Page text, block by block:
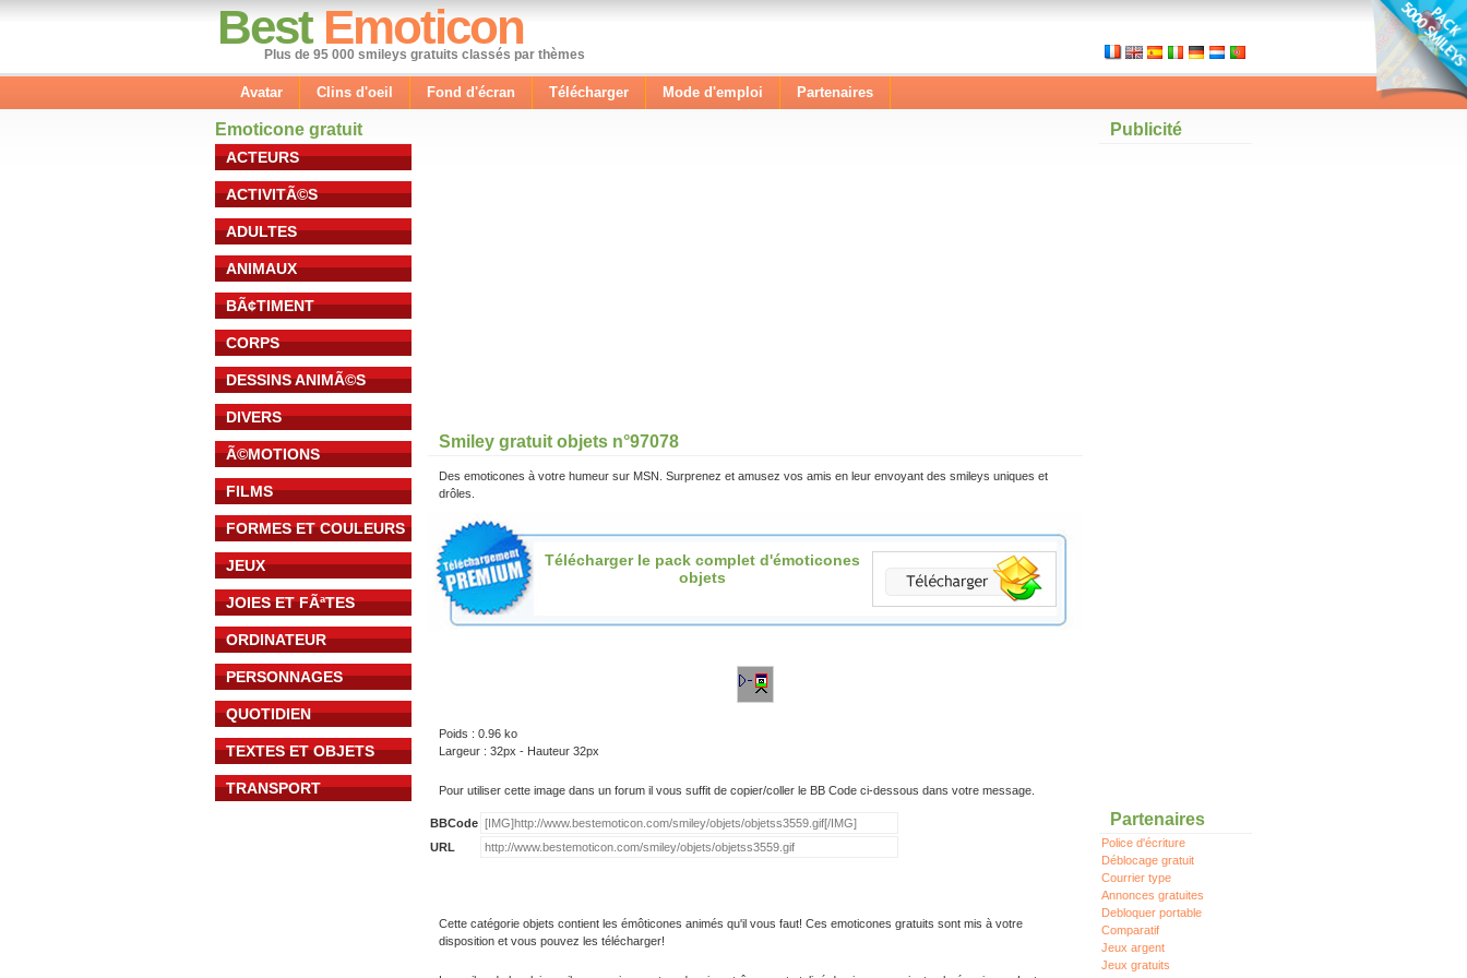
Best Emoticon
Plus de 95 000 smileys gratuits classés par thèmes
Avatar Clins d'oeil Fond d'écran Télécharger Mode d'emploi Partenaires
Emoticone gratuit
ACTEURS
ACTIVITÃ©S
ADULTES
ANIMAUX
BÃ¢TIMENT
CORPS
DESSINS ANIMÃ©S
DIVERS
Ã©MOTIONS
FILMS
FORMES ET COULEURS
JEUX
JOIES ET FÃªTES
ORDINATEUR
PERSONNAGES
QUOTIDIEN
TEXTES ET OBJETS
TRANSPORT
Smiley gratuit objets n°97078
Des emoticones à votre humeur sur MSN. Surprenez et amusez vos amis en leur envoyant des smileys uniques et
drôles.
Télécharger le pack complet d'émoticones
objets
Poids : 0.96 ko
Largeur : 32px - Hauteur 32px
Pour utiliser cette image dans un forum il vous suffit de copier/coller le BB Code ci-dessous dans votre message.
BBCode
URL
Cette catégorie objets contient les émôticones animés qu'il vous faut! Ces emoticones gratuits sont mis à votre
disposition et vous pouvez les télécharger!
Publicité
Partenaires
Police d'écriture
Déblocage gratuit
Courrier type
Annonces gratuites
Debloquer portable
Comparatif
Jeux argent
Jeux gratuits